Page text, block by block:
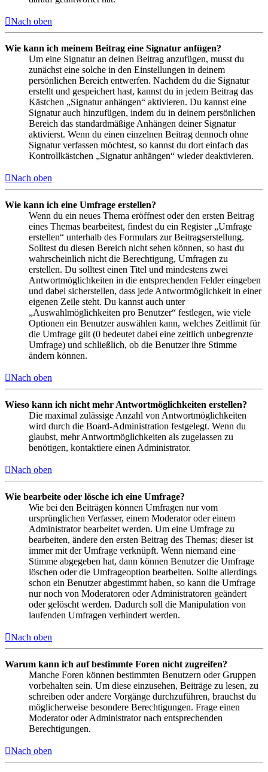
Nach oben
Wie kann ich meinem Beitrag eine Signatur anfügen?
Um eine Signatur an deinen Beitrag anzufügen, musst du
zunächst eine solche in den Einstellungen in deinem
persönlichen Bereich entwerfen. Nachdem du die Signatur
erstellt und gespeichert hast, kannst du in jedem Beitrag das
Kästchen „Signatur anhängen“ aktivieren. Du kannst eine
Signatur auch hinzufügen, indem du in deinem persönlichen
Bereich das standardmäßige Anhängen deiner Signatur
aktivierst. Wenn du einen einzelnen Beitrag dennoch ohne
Signatur verfassen möchtest, so kannst du dort einfach das
Kontrollkästchen „Signatur anhängen“ wieder deaktivieren.
Nach oben
Wie kann ich eine Umfrage erstellen?
Wenn du ein neues Thema eröffnest oder den ersten Beitrag
eines Themas bearbeitest, findest du ein Register „Umfrage
erstellen“ unterhalb des Formulars zur Beitragserstellung.
Solltest du diesen Bereich nicht sehen können, so hast du
wahrscheinlich nicht die Berechtigung, Umfragen zu
erstellen. Du solltest einen Titel und mindestens zwei
Antwortmöglichkeiten in die entsprechenden Felder eingeben
und dabei sicherstellen, dass jede Antwortmöglichkeit in einer
eigenen Zeile steht. Du kannst auch unter
„Auswahlmöglichkeiten pro Benutzer“ festlegen, wie viele
Optionen ein Benutzer auswählen kann, welches Zeitlimit für
die Umfrage gilt (0 bedeutet dabei eine zeitlich unbegrenzte
Umfrage) und schließlich, ob die Benutzer ihre Stimme
ändern können.
Nach oben
Wieso kann ich nicht mehr Antwortmöglichkeiten erstellen?
Die maximal zulässige Anzahl von Antwortmöglichkeiten
wird durch die Board-Administration festgelegt. Wenn du
glaubst, mehr Antwortmöglichkeiten als zugelassen zu
benötigen, kontaktiere einen Administrator.
Nach oben
Wie bearbeite oder lösche ich eine Umfrage?
Wie bei den Beiträgen können Umfragen nur vom
ursprünglichen Verfasser, einem Moderator oder einem
Administrator bearbeitet werden. Um eine Umfrage zu
bearbeiten, ändere den ersten Beitrag des Themas; dieser ist
immer mit der Umfrage verknüpft. Wenn niemand eine
Stimme abgegeben hat, dann können Benutzer die Umfrage
löschen oder die Umfrageoption bearbeiten. Sollte allerdings
schon ein Benutzer abgestimmt haben, so kann die Umfrage
nur noch von Moderatoren oder Administratoren geändert
oder gelöscht werden. Dadurch soll die Manipulation von
laufenden Umfragen verhindert werden.
Nach oben
Warum kann ich auf bestimmte Foren nicht zugreifen?
Manche Foren können bestimmten Benutzern oder Gruppen
vorbehalten sein. Um diese einzusehen, Beiträge zu lesen, zu
schreiben oder andere Vorgänge durchzuführen, brauchst du
möglicherweise besondere Berechtigungen. Frage einen
Moderator oder Administrator nach entsprechenden
Berechtigungen.
Nach oben